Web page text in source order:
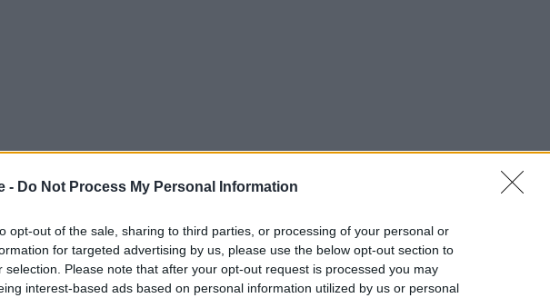
- Do Not Process My Personal Information
opt-out of the sale, sharing to third parties, or processing of your personal or
for targeted advertising by us, please use the below opt-out section to
selection. Please note that after your opt-out request is processed you may
interest-based ads based on personal information utilized by us or personal
Η γεύση της ιστορίας βρίσκεται στο
. Ελληνικά εδώδιμα, εκλεκτά εδέσματα και
τα καλύτερα τυριά και αλλαντικά της Ελλάδας!
Τελευταία